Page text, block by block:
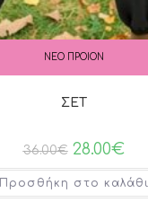
ΝΕΟ ΠΡΟΙΟΝ
ΣΕΤ
36.00€ 28.00€
Προσθήκη στο καλάθι